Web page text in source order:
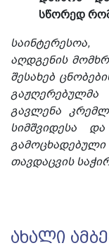
სწორედ
აღდგენის
შესახებ
გავლენა
სიმშვიდესა
თავდაცვის
ᲐᲮᲐᲚᲘ